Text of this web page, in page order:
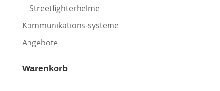
Streetfighterhelme
Kommunikations-systeme
Angebote
Warenkorb